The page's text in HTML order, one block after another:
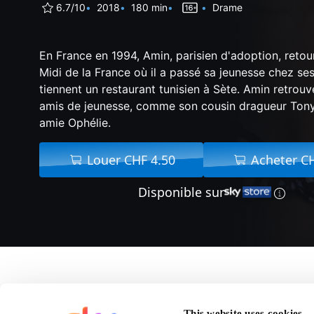
6.7/10 2018 180 min Drame
En France en 1994, Amin, parisien d'adoption,
Midi de la France où il a passé sa jeunesse chez
tiennent un restaurant tunisien à Sète. Amin
amis de jeunesse, comme son cousin dragueur
amie Ophélie.
Louer CHF 4.50
Acheter
Disponible sur